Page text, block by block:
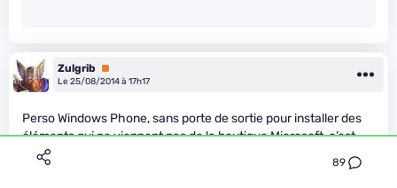
89
Zulgrib
Premium
Le 25/08/2014 à 17h17
Perso Windows Phone, sans porte de sortie pour installer des
éléments qui ne viennent pas de la boutique Microsoft, c’est
sans moi.